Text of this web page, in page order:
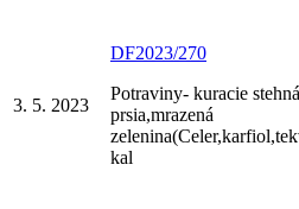
3. 5. 2023
DF2023/270
Potraviny- kuracie
prsia,mrazená
kal